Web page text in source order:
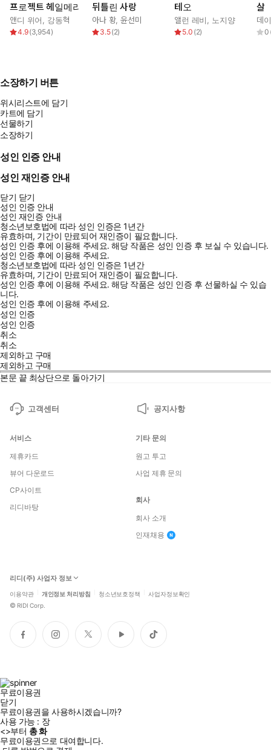
프로젝트 헤일메리
앤디 위어 강동혁
4.9(3,954)
뒤틀린 사랑
아나 황,윤선미
3.5(2)
테오
앨런 레비 노지양
5.0 (2)
살
데
0
소장하기 버튼
위시리스트에 담기
카트에 담기
선물하기
소장하기
성인 인증 안내
성인 재인증 안내
닫기 닫기
성인 인증 안내
성인 재인증 안내
청소년보호법에 따라 성인 인증은 1년간
유효하며, 기간이 만료되어 재인증이 필요합니다.
성인 인증 후에 이용해 주세요.해당 작품은 성인 인증 후 보실 수 있습니다.
성인 인증 후에 이용해 주세요.
청소년보호법에 따라 성인 인증은 1년간
유효하며, 기간이 만료되어 재인증이 필요합니다.
성인 인증 후에 이용해 주세요.해당 작품은 성인 인증 후 선물하실 수 있습
니다.
성인 인증 후에 이용해 주세요.
성인 인증
성인 인증
취소
취소
제외하고 구매
제외하고 구매
본문 끝 최상단으로 돌아가기
고객센터 공지사항
서비스
제휴카드
뷰어 다운로드
CP사이트
리디바탕
기타 문의
원고 투고
사업 제휴 문의
회사
회사 소개
인재채용
리디(주) 사업자 정보
이용약관 개인정보 처리방침 청소년보호정책 사업자정보확인
© RIDI Corp.
페
이
인
스
트
위
유
튜
틱
톡
무료이용권
닫기
무료이용권을 사용하시겠습니까?
사용 가능 : 장
<>부터 총화
무료이용권으로 대여합니다.